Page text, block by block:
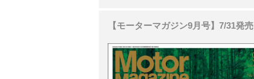
【モーターマガジン9月号】7/31発売